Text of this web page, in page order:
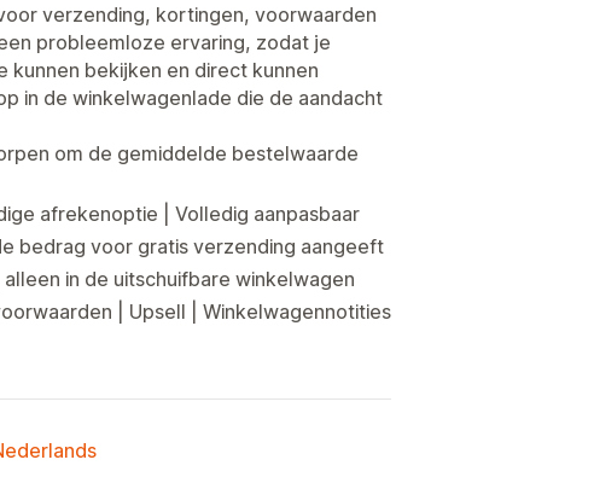
verzending, kortingen, voorwaarden
probleemloze ervaring, zodat je
kunnen bekijken en direct kunnen
in de winkelwagenlade die de aandacht
om de gemiddelde bestelwaarde
afrekenoptie | Volledig aanpasbaar
bedrag voor gratis verzending aangeeft
in de uitschuifbare winkelwagen
| Upsell | Winkelwagennotities